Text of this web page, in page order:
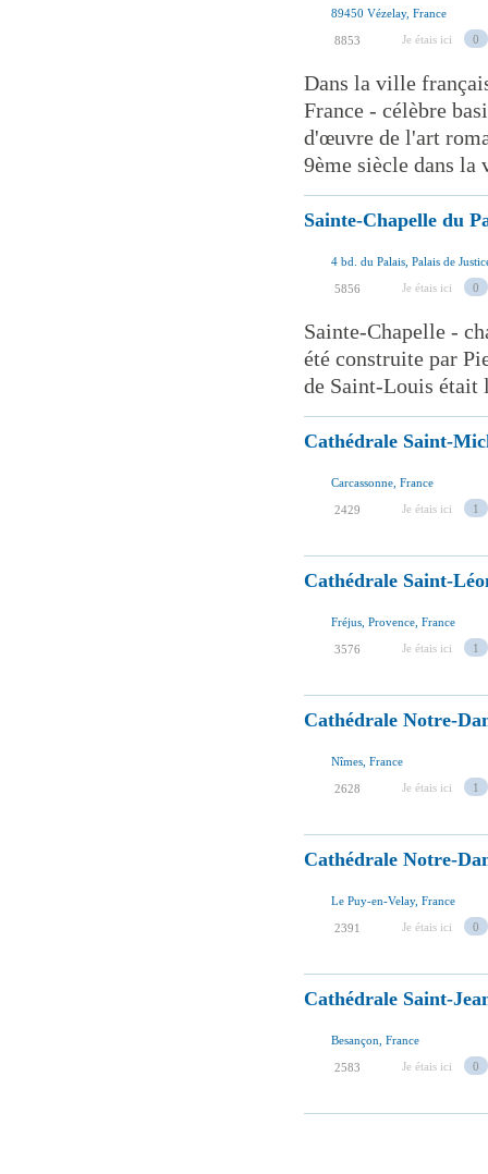
89450 Vézelay, France
8853 Je étais ici 0
Dans la ville
France - célèbre
d'œuvre de l'art
9ème siècle dans la
Sainte-Chapelle du
4 bd. du Palais, Palais de
5856 Je étais ici 0
Sainte-Chapelle -
été construite par
de Saint-Louis était
Cathédrale Saint-
Carcassonne, France
2429 Je étais ici 1
Cathédrale Saint-
Fréjus, Provence, France
3576 Je étais ici 1
Cathédrale Notre-
Nîmes, France
2628 Je étais ici 1
Cathédrale Notre-
Le Puy-en-Velay, France
2391 Je étais ici 0
Cathédrale Saint-
Besançon, France
2583 Je étais ici 0